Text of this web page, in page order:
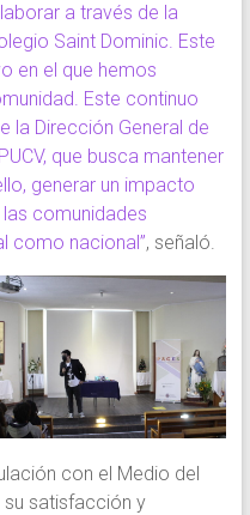
a través de la
Saint Dominic. Este
en el que hemos
Este continuo
la Dirección General de
que busca mantener
generar un impacto
comunidades
como nacional”, señaló.
con el Medio del
su satisfacción y